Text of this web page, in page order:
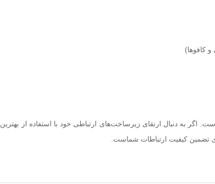
کافوها)
اگر به دنبال ارتقای زیرساخت‌های ارتباطی خود با استفاده از بهترین
تضمین کیفیت ارتباطات شماست.